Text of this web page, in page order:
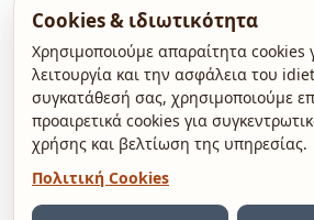
Cookies & ιδιωτικότητα
Χρησιμοποιούμε απαραίτητα cookies
λειτουργία και την ασφάλεια του
συγκατάθεσή σας, χρησιμοποιούμε
προαιρετικά cookies για
χρήσης και βελτίωση της υπηρεσίας.
Πολιτική Cookies